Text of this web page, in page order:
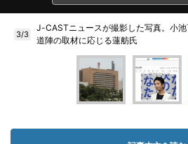
3/3
J-CASTニュースが撮影した写真。小
道陣の取材に応じる蓮舫氏